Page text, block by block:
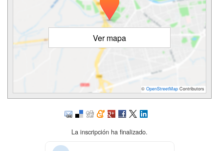
Ver mapa
© OpenStreetMap Contributors
La inscripción ha finalizado.